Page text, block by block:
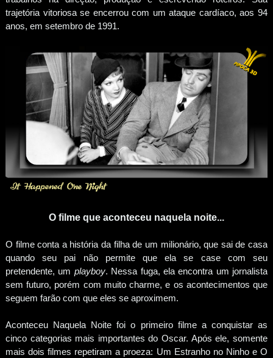
trajetória vitoriosa se encerrou com um ataque cardíaco, aos 94
anos, em setembro de 1991.
O filme que aconteceu naquela noite...
O filme conta a história da filha de um milionário, que sai de casa
quando seu pai não permite que ela se case com seu
pretendente, um playboy. Nessa fuga, ela encontra um jornalista
sem futuro, porém com muito charme, e os acontecimentos que
seguem farão com que eles se aproximem.
Aconteceu Naquela Noite foi o primeiro filme a conquistar as
cinco categorias mais importantes do Oscar. Após ele, somente
mais dois filmes repetiram a proeza: Um Estranho no Ninho e O